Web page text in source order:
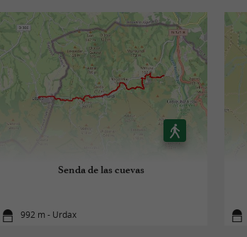
Senda de las cuevas
992 m - Urdax